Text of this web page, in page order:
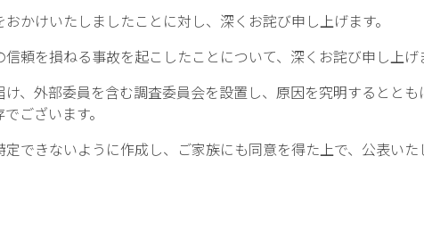
かけいたしましたことに対し、深くお詫び申し上げます。
を損ねる事故を起こしたことについて、深くお詫び申し上げ
、外部委員を含む調査委員会を設置し、原因を究明するととも
ございます。
できないように作成し、ご家族にも同意を得た上で、公表いた